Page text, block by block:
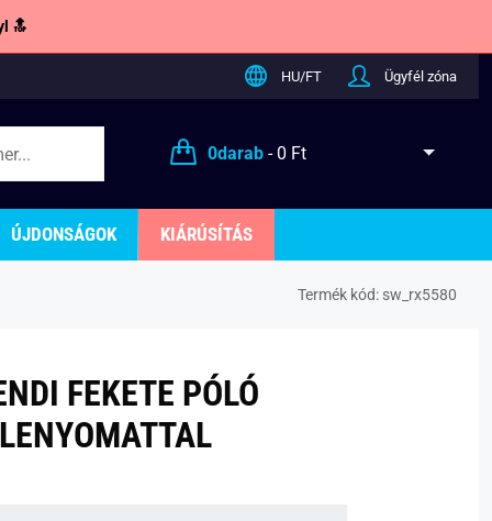
🔝
HU/FT Ügyfél zóna
0darab- 0 Ft
ÚJDONSÁGOK KIÁRÚSÍTÁS
Termék kód: sw_rx5580
FEKETE PÓLÓ
LENYOMATTAL